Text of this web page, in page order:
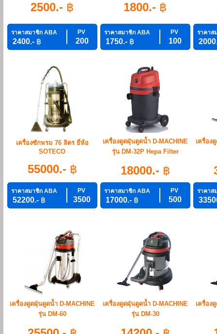
2500.- ฿
ราคาสมาชิก ABA PV
2400.- ฿ 200
1800.- ฿
ราคาสมาชิก ABA PV
1750.- ฿ 100
ราคาส
เครื่องซักพรม 76 ลิตร ยี่ห้อ
SOTECO
55000.- ฿
ราคาสมาชิก ABA PV
52200.- ฿ 3500
เครื่องดูดฝุ่นดูดน้ำ D-MACHINE
รุ่น DM-32P Hepa Filter
18000.- ฿
ราคาสมาชิก ABA PV
17000.- ฿ 500
เครื่อง
ราคาส
เครื่องดูดฝุ่นดูดน้ำ D-MACHINE
รุ่น DM-60
เครื่องดูดฝุ่นดูดน้ำ D-MACHINE
รุ่น DM-30
เครื่อง